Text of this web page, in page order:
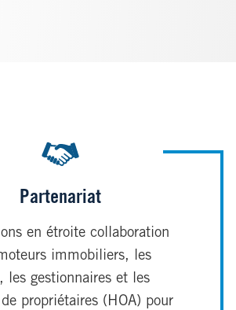
Partenariat
en étroite collaboration
immobiliers, les
les gestionnaires et les
propriétaires (HOA) pour